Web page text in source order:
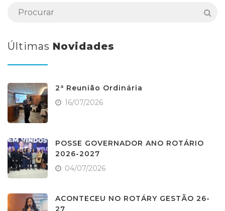
Últimas Novidades
2ª Reunião Ordinária
16/07/2026
POSSE GOVERNADOR ANO ROTÁRIO
2026-2027
04/07/2026
ACONTECEU NO ROTÁRY GESTÃO 26-
27